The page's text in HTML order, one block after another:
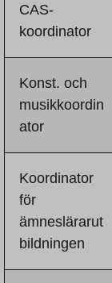
CAS-
koordinator
Konst. och
musikkoordin
ator
Koordinator
för
ämneslärarut
bildningen